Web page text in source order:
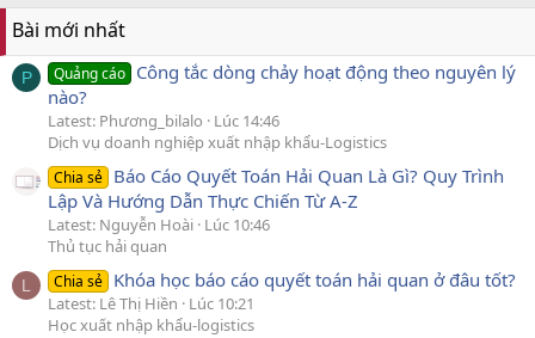
Bài mới nhất
P Quảng cáo Công tắc dòng chảy hoạt động theo nguyên lý
nào?
Latest: Phương_bilalo
Lúc 14:46
Dịch vụ doanh nghiệp xuất nhập khẩu-Logistics
Chia sẻ Báo Cáo Quyết Toán Hải Quan Là Gì? Quy Trình
Lập Và Hướng Dẫn Thực Chiến Từ A-Z
Latest: Nguyễn Hoài Lúc 10:46
Thủ tục hải quan
L Chia sẻ Khóa học báo cáo quyết toán hải quan ở đâu tốt?
Latest: Lê Thị Hiền
Lúc 10:21
Học xuất nhập khẩu-logistics